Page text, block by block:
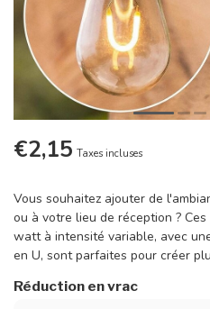
€2,15 Taxes incluses
Vous souhaitez ajouter de
ou à votre lieu de réception ?
watt à intensité variable, avec
en U, sont parfaites pour créer
Réduction en vrac